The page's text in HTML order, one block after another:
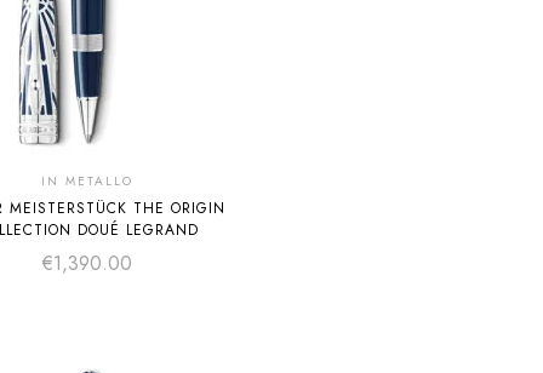
IN METALLO
MEISTERSTÜCK THE ORIGIN
DOUÉ LEGRAND
€1,390.00